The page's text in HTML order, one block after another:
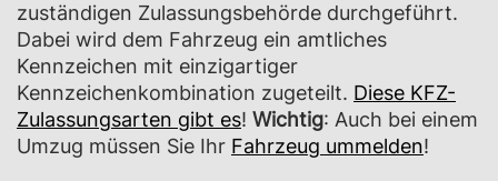
zuständigen Zulassungsbehörde durchgeführt.
Dabei wird dem Fahrzeug ein amtliches
Kennzeichen mit einzigartiger
Kennzeichenkombination zugeteilt. Diese KFZ-
Zulassungsarten gibt es! Wichtig: Auch bei einem
Umzug müssen Sie Ihr Fahrzeug ummelden!